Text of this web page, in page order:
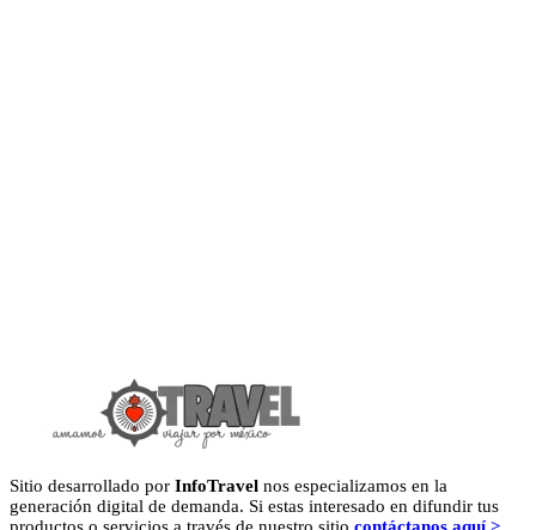
Sitio desarrollado por InfoTravel nos especializamos en la
generación digital de demanda. Si estas interesado en difundir tus